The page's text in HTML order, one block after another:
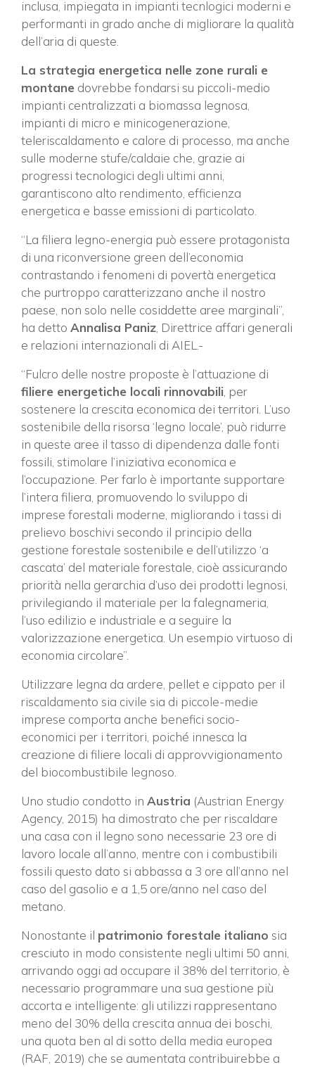
inclusa, impiegata in impianti tecnlogici moderni e
performanti in grado anche di migliorare la qualità
dell’aria di queste.
La strategia energetica nelle zone rurali e
montane dovrebbe fondarsi su piccoli-medio
impianti centralizzati a biomassa legnosa,
impianti di micro e minicogenerazione,
teleriscaldamento e calore di processo, ma anche
sulle moderne stufe/caldaie che, grazie ai
progressi tecnologici degli ultimi anni,
garantiscono alto rendimento, efficienza
energetica e basse emissioni di particolato.
“La filiera legno-energia può essere protagonista
di una riconversione green dell’economia
contrastando i fenomeni di povertà energetica
che purtroppo caratterizzano anche il nostro
paese, non solo nelle cosiddette aree marginali”,
ha detto Annalisa Paniz, Direttrice affari generali
e relazioni internazionali di AIEL.-
“Fulcro delle nostre proposte è l’attuazione di
filiere energetiche locali rinnovabili, per
sostenere la crescita economica dei territori. L’uso
sostenibile della risorsa ‘legno locale’, può ridurre
in queste aree il tasso di dipendenza dalle fonti
fossili, stimolare l’iniziativa economica e
l’occupazione. Per farlo è importante supportare
l’intera filiera, promuovendo lo sviluppo di
imprese forestali moderne, migliorando i tassi di
prelievo boschivi secondo il principio della
gestione forestale sostenibile e dell’utilizzo ‘a
cascata’ del materiale forestale, cioè assicurando
priorità nella gerarchia d’uso dei prodotti legnosi,
privilegiando il materiale per la falegnameria,
l’uso edilizio e industriale e a seguire la
valorizzazione energetica. Un esempio virtuoso di
economia circolare”.
Utilizzare legna da ardere, pellet e cippato per il
riscaldamento sia civile sia di piccole-medie
imprese comporta anche benefici socio-
economici per i territori, poiché innesca la
creazione di filiere locali di approvvigionamento
del biocombustibile legnoso.
Uno studio condotto in Austria (Austrian Energy
Agency, 2015) ha dimostrato che per riscaldare
una casa con il legno sono necessarie 23 ore di
lavoro locale all’anno, mentre con i combustibili
fossili questo dato si abbassa a 3 ore all’anno nel
caso del gasolio e a 1,5 ore/anno nel caso del
metano.
Nonostante il patrimonio forestale italiano sia
cresciuto in modo consistente negli ultimi 50 anni,
arrivando oggi ad occupare il 38% del territorio, è
necessario programmare una sua gestione più
accorta e intelligente: gli utilizzi rappresentano
meno del 30% della crescita annua dei boschi,
una quota ben al di sotto della media europea
(RAF, 2019) che se aumentata contribuirebbe a